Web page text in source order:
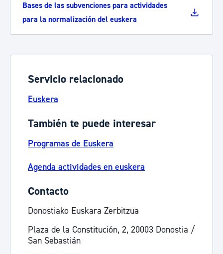
Bases de las subvenciones para actividades
para la normalización del euskera
Servicio relacionado
Euskera
También te puede interesar
Programas de Euskera
Agenda actividades en euskera
Contacto
Donostiako Euskara Zerbitzua
Plaza de la Constitución, 2, 20003 Donostia /
San Sebastián